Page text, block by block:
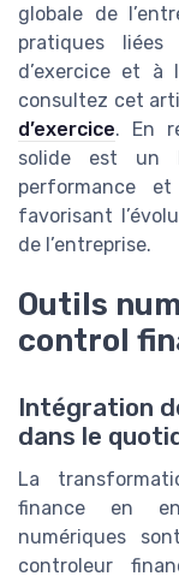
globale de
pratiques
d’exercice et à
consultez cet
d’exercice. En
solide est un
performance
favorisant
de l’entreprise.
Outils
control
Intégration
dans le
La
finance en
numériques
controleur